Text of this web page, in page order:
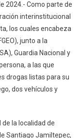
Personas
Y
Aseguran
Droga
En
Jamiltepec
2024.- Como parte de
interinstitucional
los cuales encabeza
junto a la
Guardia Nacional y
a las que
drogas listas para su
dos vehículos y
de la localidad de
Santiago Jamiltepec,